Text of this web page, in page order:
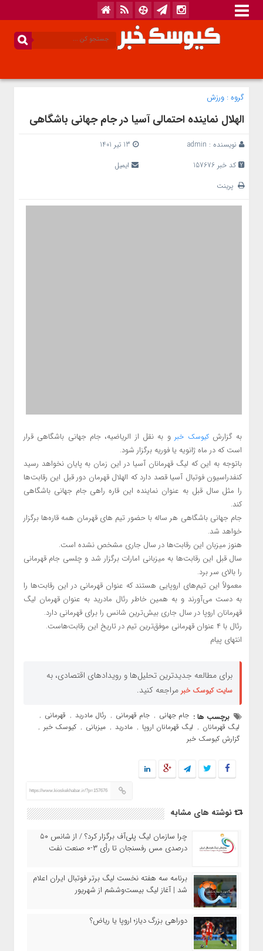
گروه : ورزش
الهلال نماینده احتمالی آسیا در جام جهانی باشگاهی
نویسنده : admin
کد خبر 157676
ایمیل
پرینت
به گزارشکیوسک خبرو به نقل از الریاضیه، جام جهانی باشگاهی قرار
است که در ماه ژانویه یا فوریه برگزار شود.
باتوجه به این که لیگ قهرمانان آسیا در این زمان به پایان نخواهد رسید
کنفدراسیون فوتبال آسیا قصد دارد که الهلال قهرمان دور قبل این رقابت‌ها
را مثل سال قبل به عنوان نماینده این قاره راهی جام جهانی باشگاهی
کند.
جام جهانی باشگاهی هر ساله با حضور تیم های قهرمان همه قاره‌ها برگزار
خواهد شد.
هنوز میزبان این رقابت‌ها در سال جاری مشخص نشده است.
سال قبل این رقابت‌ها به میزبانی امارات برگزار شد و چلسی جام قهرمانی
را بالای سر برد.
معمولاً این تیم‌های اروپایی هستند که عنوان قهرمانی در این رقابت‌ها را
به دست می‌آورند و به همین خاطر رئال مادرید به عنوان قهرمان لیگ
قهرمانان اروپا در سال جاری بیش‌ترین شانس را برای قهرمانی دارد.
رئال با ۴ عنوان قهرمانی موفق‌ترین تیم در تاریخ این رقابت‌هاست.
انتهای پیام
برای مطالعه جدیدترین تحلیل‌ها و رویدادهای اقتصادی، به
سایت کیوسک خبر مراجعه کنید.
برچسب ها : جام جهانی , جام قهرمانی , رئال مادرید , قهرمانی ,
لیگ قهرمانان , لیگ قهرمانان اروپا , مادرید , میزبانی , کیوسک خبر ,
گزارش کیوسک خبر
https://www.kioskekhabar.ir/?p=157676
نوشته های مشابه
چرا سازمان لیگ پلی‌آف برگزار کرد؟ / از شانس ۵۰
درصدی مس رفسنجان تا رأی ۳-۰ صنعت نفت
برنامه سه هفته نخست لیگ برتر فوتبال ایران اعلام
شد | آغاز لیگ بیست‌وششم از شهریور
دوراهی بزرگ دیاز؛ اروپا یا ریاض؟